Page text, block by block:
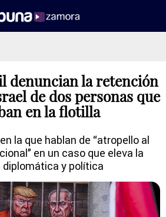
denuncian la retención
de dos personas que
en la flotilla
la que hablan de “atropello al
en un caso que eleva la
diplomática y política